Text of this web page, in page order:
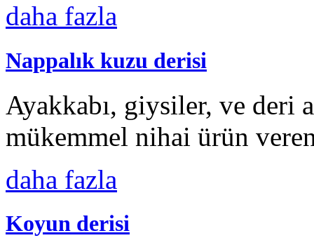
daha fazla
Nappalık kuzu derisi
Ayakkabı, giysiler, ve deri
mükemmel nihai ürün
daha fazla
Koyun derisi